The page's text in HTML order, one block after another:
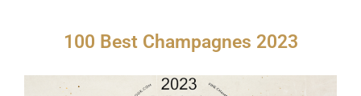
100 Best Champagnes 2023